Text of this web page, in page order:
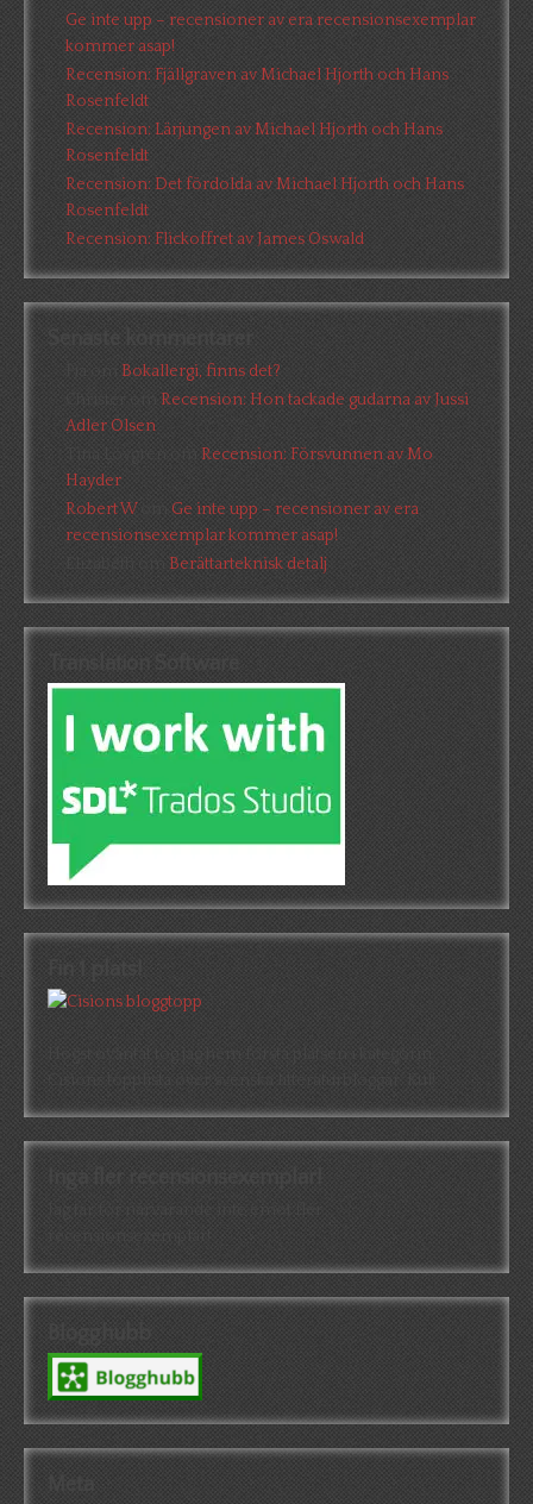
Ge inte upp – recensioner av era recensionsexemplar
kommer asap!
Recension: Fjällgraven av Michael Hjorth och Hans
Rosenfeldt
Recension: Lärjungen av Michael Hjorth och Hans
Rosenfeldt
Recension: Det fördolda av Michael Hjorth och Hans
Rosenfeldt
Recension: Flickoffret av James Oswald
Bokallergi, finns det?
omRecension: Hon tackade gudarna av Jussi
Adler Olsen
Tina Lövgren
Recension: Försvunnen av Mo
Hayder
Robert Wom Ge inte upp – recensioner av era
recensionsexemplar kommer asap!
Elizabeth
Berättarteknisk detalj
Translation Software
Högst oväntat tog jag hem första platsen i kategorin
Cisions topplista över svenska litteraturbloggar. Kul!
Inga fler recensionsexemplar!
recensionsexemplar!
Meta